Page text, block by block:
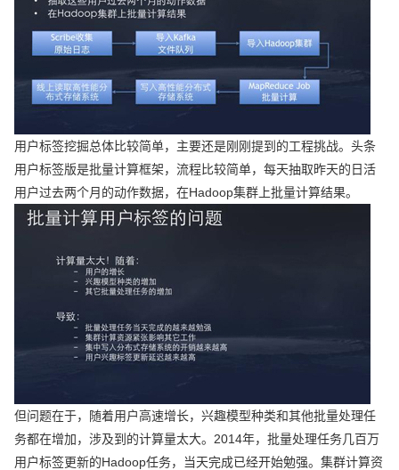
用户标签挖掘总体比较简单，主要还是刚刚提到的工程挑战。头条
用户标签版是批量计算框架，流程比较简单，每天抽取昨天的日活
用户过去两个月的动作数据，在Hadoop集群上批量计算结果。
但问题在于，随着用户高速增长，兴趣模型种类和其他批量处理任
务都在增加，涉及到的计算量太大。2014年，批量处理任务几百万
用户标签更新的Hadoop任务，当天完成已经开始勉强。集群计算资